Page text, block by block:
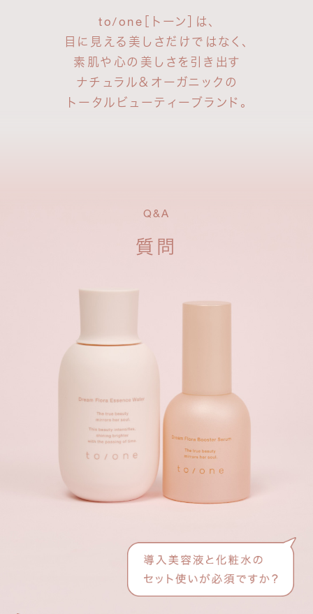
to/one［トーン］は、
目に見える美しさだけではなく、
素肌や心の美しさを引き出す
ナチュラル＆オーガニックの
トータルビューティーブランド。
Q&A
質問